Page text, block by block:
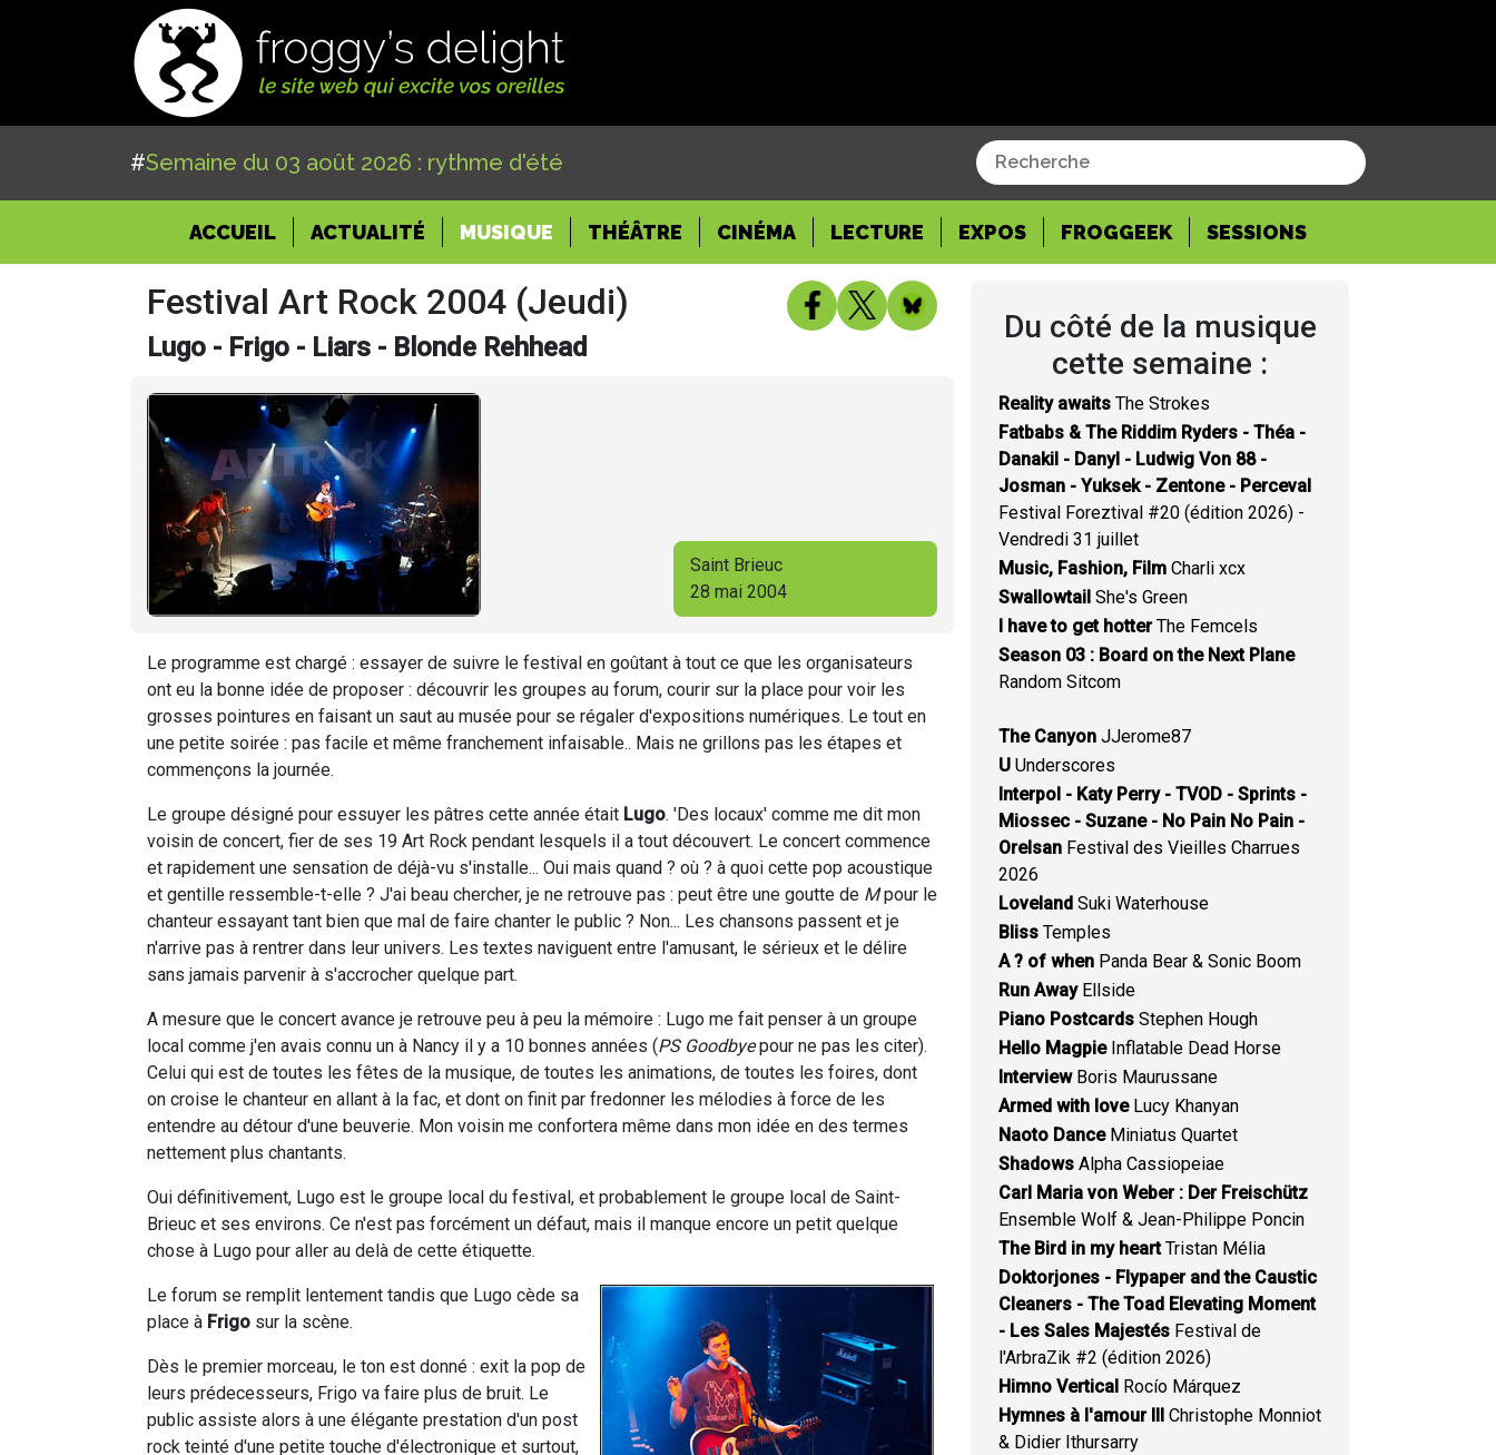
#Semaine du 03 août 2026 : rythme d'été
ACCUEIL(CURRENT)
ACTUALITÉ MUSIQUE THÉÂTRE CINÉMA LECTURE EXPOS FROGGEEK SESSIONS
Festival Art Rock 2004 (Jeudi)
Lugo - Frigo - Liars - Blonde Rehhead
Saint Brieuc
28 mai 2004
Le programme est chargé : essayer de suivre le festival en goûtant à tout ce que les organisateurs
ont eu la bonne idée de proposer : découvrir les groupes au forum, courir sur la place pour voir les
grosses pointures en faisant un saut au musée pour se régaler d'expositions numériques. Le tout en
une petite soirée : pas facile et même franchement infaisable.. Mais ne grillons pas les étapes et
commençons la journée.
Le groupe désigné pour essuyer les pâtres cette année était Lugo. 'Des locaux' comme me dit mon
voisin de concert, fier de ses 19 Art Rock pendant lesquels il a tout découvert. Le concert commence
et rapidement une sensation de déjà-vu s'installe... Oui mais quand ? où ? à quoi cette pop acoustique
et gentille ressemble-t-elle ? J'ai beau chercher, je ne retrouve pas : peut être une goutte de Mpour le
chanteur essayant tant bien que mal de faire chanter le public ? Non... Les chansons passent et je
n'arrive pas à rentrer dans leur univers. Les textes naviguent entre l'amusant, le sérieux et le délire
sans jamais parvenir à s'accrocher quelque part.
A mesure que le concert avance je retrouve peu à peu la mémoire : Lugo me fait penser à un groupe
local comme j'en avais connu un à Nancy il y a 10 bonnes années (PS Goodbyepour ne pas les citer).
Celui qui est de toutes les fêtes de la musique, de toutes les animations, de toutes les foires, dont
on croise le chanteur en allant à la fac, et dont on finit par fredonner les mélodies à force de les
entendre au détour d'une beuverie. Mon voisin me confortera même dans mon idée en des termes
nettement plus chantants.
Oui définitivement, Lugo est le groupe local du festival, et probablement le groupe local de Saint-
Brieuc et ses environs. Ce n'est pas forcément un défaut, mais il manque encore un petit quelque
chose à Lugo pour aller au delà de cette étiquette.
Le forum se remplit lentement tandis que Lugo cède sa
place à Frigo sur la scène.
Dès le premier morceau, le ton est donné : exit la pop de
leurs prédecesseurs, Frigo va faire plus de bruit. Le
public assiste alors à une élégante prestation d'un post
rock teinté d'une petite touche d'électronique et surtout,
Du côté de la musique
cette semaine :
Reality awaits The Strokes
Fatbabs & The Riddim Ryders - Théa -
Danakil - Danyl - Ludwig Von 88 -
Josman - Yuksek - Zentone - Perceval
Festival Foreztival #20 (édition 2026) -
Vendredi 31 juillet
Music, Fashion, Film Charli xcx
Swallowtail She's Green
I have to get hotterThe Femcels
Season 03 : Board on the Next Plane
Random Sitcom
The Canyon JJerome87
U Underscores
Interpol - Katy Perry - TVOD - Sprints -
Miossec - Suzane - No Pain No Pain -
Orelsan Festival des Vieilles Charrues
2026
Loveland Suki Waterhouse
Bliss Temples
A ? of when Panda Bear & Sonic Boom
Run AwayEllside
Piano Postcards Stephen Hough
Hello MagpieInflatable Dead Horse
InterviewBoris Maurussane
Armed with loveLucy Khanyan
Naoto DanceMiniatus Quartet
Shadows Alpha Cassiopeiae
Carl Maria von Weber : Der Freischütz
Ensemble Wolf & Jean-Philippe Poncin
The Bird in my heartTristan Mélia
Doktorjones - Flypaper and the Caustic
Cleaners - The Toad Elevating Moment
- Les Sales Majestés Festival de
l'ArbraZik #2 (édition 2026)
Himno Vertical Rocío Márquez
Hymnes à l'amour III Christophe Monniot
& Didier Ithursarry